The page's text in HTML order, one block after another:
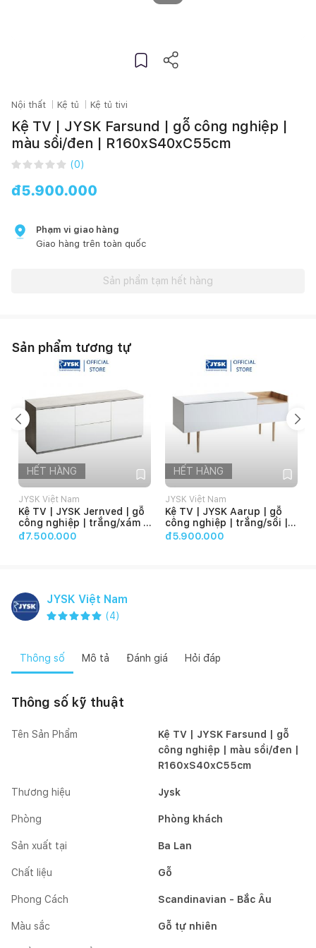
Nội thất Kệ tủ Kệ tủ tivi
Kệ TV | JYSK Farsund | gỗ công nghiệp |
màu sồi/đen | R160xS40xC55cm
(0)
đ5.900.000
Phạm vi giao hàng
Giao hàng trên toàn quốc
Sản phẩm tạm hết hàng
Sản phẩm tương tự
HẾT HÀNG
JYSK Việt Nam
Kệ TV | JYSK Jernved | gỗ
công nghiệp | trắng/xám |
R150xS45xC45cm
đ7.500.000
HẾT HÀNG
JYSK Việt Nam
Kệ TV | JYSK Aarup | gỗ
công nghiệp | trắng/sồi |
R148xS41xC49cm
đ5.900.000
JYSK Việt Nam
(4)
Thông số Mô tả Đánh giá Hỏi đáp
Thông số kỹ thuật
Tên Sản Phẩm
Kệ TV | JYSK Farsund | gỗ
công nghiệp | màu sồi/đen |
R160xS40xC55cm
Thương hiệu Jysk
Phòng Phòng khách
Sản xuất tại Ba Lan
Chất liệu Gỗ
Phong Cách Scandinavian - Bắc Âu
Màu sắc Gỗ tự nhiên